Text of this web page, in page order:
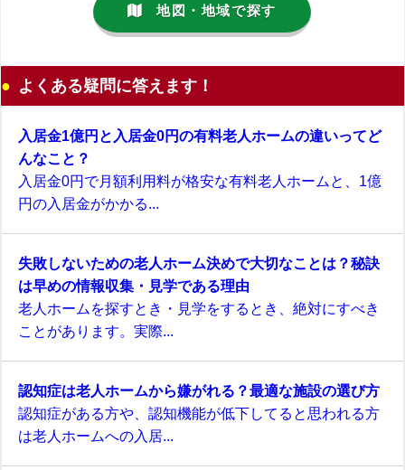
地図・地域で探す
よくある疑問に答えます！
入居金1億円と入居金0円の有料老人ホームの違いってど
んなこと？
入居金0円で月額利用料が格安な有料老人ホームと、1億
円の入居金がかかる...
失敗しないための老人ホーム決めで大切なことは？秘訣
は早めの情報収集・見学である理由
老人ホームを探すとき・見学をするとき、絶対にすべき
ことがあります。実際...
認知症は老人ホームから嫌がれる？最適な施設の選び方
認知症がある方や、認知機能が低下してると思われる方
は老人ホームへの入居...